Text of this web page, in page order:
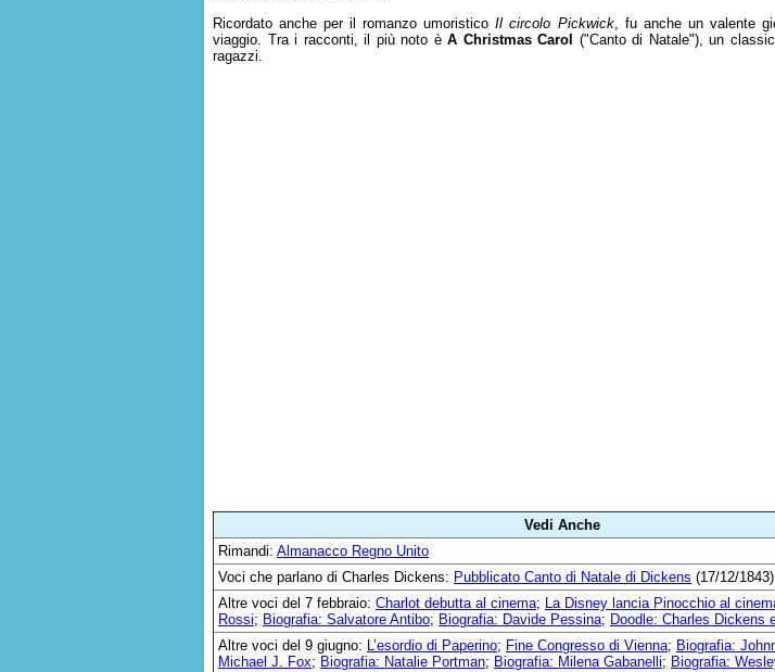
Ricordato anche per il romanzo umoristicoIl circolo Pickwick, fu anche un valente
viaggio. Tra i racconti, il più noto è A Christmas Carol
("Canto di Natale"), un
ragazzi.
Vedi Anche
Rimandi: Almanacco Regno Unito
Voci che parlano di Charles Dickens: Pubblicato Canto di Natale di Dickens (17/12/1843)
Altre voci del 7 febbraio: Charlot debutta al cinema; La Disney lancia Pinocchio al
Rossi; Biografia: Salvatore Antibo; Biografia: Davide Pessina; Doodle: Charles Dickens
Altre voci del 9 giugno: L’esordio di Paperino; Fine Congresso di Vienna; Biografia:
Michael J. Fox; Biografia: Natalie Portman; Biografia: Milena Gabanelli; Biografia: